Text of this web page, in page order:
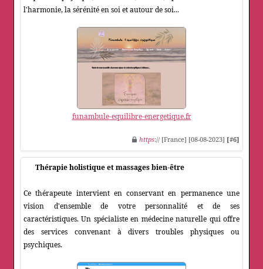
l'harmonie, la sérénité en soi et autour de soi...
funambule-equilibre-energetique.fr
https:// [France] [08-08-2023] [#6]
Thérapie holistique et massages bien-être
Ce thérapeute intervient en conservant en permanence une
vision d'ensemble de votre personnalité et de ses
caractéristiques. Un spécialiste en médecine naturelle qui offre
des services convenant à divers troubles physiques ou
psychiques.